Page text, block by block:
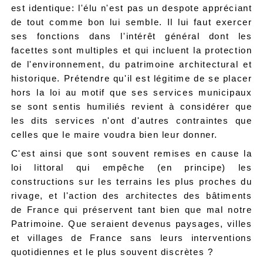
est identique: l'élu n'est pas un despote appréciant
de tout comme bon lui semble. Il lui faut exercer
ses fonctions dans l'intérêt général dont les
facettes sont multiples et qui incluent la protection
de l'environnement, du patrimoine architectural et
historique. Prétendre qu'il est légitime de se placer
hors la loi au motif que ses services municipaux
se sont sentis humiliés revient à considérer que
les dits services n'ont d'autres contraintes que
celles que le maire voudra bien leur donner.
C'est ainsi que sont souvent remises en cause la
loi littoral qui empêche (en principe) les
constructions sur les terrains les plus proches du
rivage, et l'action des architectes des bâtiments
de France qui préservent tant bien que mal notre
Patrimoine. Que seraient devenus paysages, villes
et villages de France sans leurs interventions
quotidiennes et le plus souvent discrètes ?